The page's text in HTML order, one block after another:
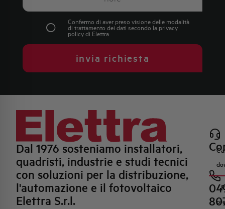
Confermo di aver preso visione delle modalità
di trattamento dei dati secondo la privacy
policydi Elettra
invia richiesta
Dal 1976 sosteniamo installatori,
quadristi, industrie e studi tecnici
con soluzioni per la distribuzione,
l'automazione e il fotovoltaico
Elettra S.r.l.